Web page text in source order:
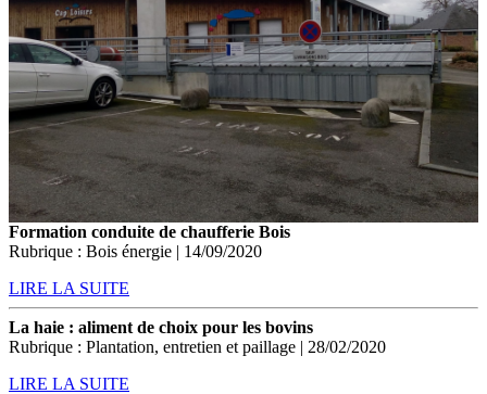
Formation conduite de chaufferie Bois
Rubrique : Bois énergie | 14/09/2020
LIRE LA SUITE
La haie : aliment de choix pour les bovins
Rubrique : Plantation, entretien et paillage | 28/02/2020
LIRE LA SUITE